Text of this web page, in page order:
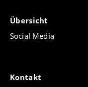
Übersicht
Social Media
Kontakt